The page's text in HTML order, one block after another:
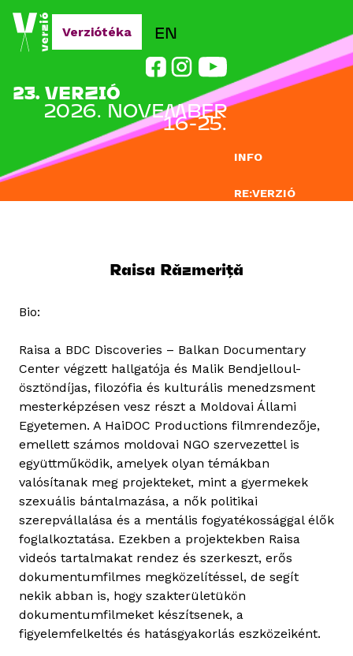
Jump to navigation
INFO
RE:VERZIÓ
EN
23. VERZIÓ
2026. NOVEMBER
16-25.
Verziótéka
Raisa Răzmeriță
Bio:
Raisa a BDC Discoveries – Balkan Documentary
Center végzett hallgatója és Malik Bendjelloul-
ösztöndíjas, filozófia és kulturális menedzsment
mesterképzésen vesz részt a Moldovai Állami
Egyetemen. A HaiDOC Productions filmrendezője,
emellett számos moldovai NGO szervezettel is
együttműködik, amelyek olyan témákban
valósítanak meg projekteket, mint a gyermekek
szexuális bántalmazása, a nők politikai
szerepvállalása és a mentális fogyatékossággal élők
foglalkoztatása. Ezekben a projektekben Raisa
videós tartalmakat rendez és szerkeszt, erős
dokumentumfilmes megközelítéssel, de segít
nekik abban is, hogy szakterületükön
dokumentumfilmeket készítsenek, a
figyelemfelkeltés és hatásgyakorlás eszközeiként.